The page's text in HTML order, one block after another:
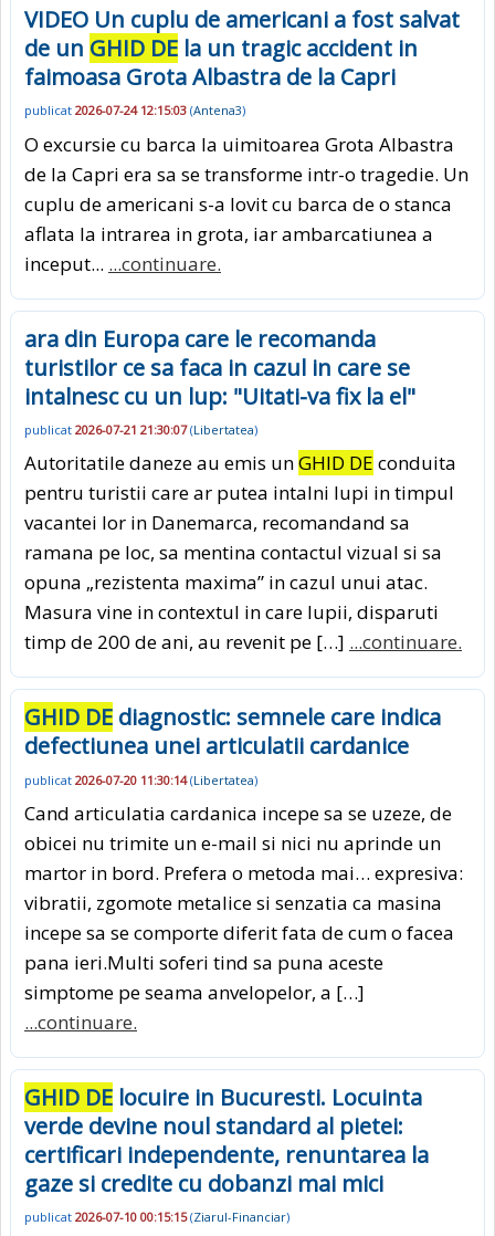
VIDEO Un cuplu de americani a fost salvat
de un GHID DE la un tragic accident in
faimoasa Grota Albastra de la Capri
publicat 2026-07-24 12:15:03 (Antena3)
O excursie cu barca la uimitoarea Grota Albastra
de la Capri era sa se transforme intr-o tragedie. Un
cuplu de americani s-a lovit cu barca de o stanca
aflata la intrarea in grota, iar ambarcatiunea a
inceput... ...continuare.
ara din Europa care le recomanda
turistilor ce sa faca in cazul in care se
intalnesc cu un lup: "Uitati-va fix la el"
publicat 2026-07-21 21:30:07(Libertatea)
Autoritatile daneze au emis unGHID DE conduita
pentru turistii care ar putea intalni lupi in timpul
vacantei lor in Danemarca, recomandand sa
ramana pe loc, sa mentina contactul vizual si sa
opuna „rezistenta maxima” in cazul unui atac.
Masura vine in contextul in care lupii, disparuti
timp de 200 de ani, au revenit pe […] ...continuare.
GHID DE diagnostic: semnele care indica
defectiunea unei articulatii cardanice
publicat 2026-07-20 11:30:14(Libertatea)
Cand articulatia cardanica incepe sa se uzeze, de
obicei nu trimite un e-mail si nici nu aprinde un
martor in bord. Prefera o metoda mai… expresiva:
vibratii, zgomote metalice si senzatia ca masina
incepe sa se comporte diferit fata de cum o facea
pana ieri.Multi soferi tind sa puna aceste
simptome pe seama anvelopelor, a […]
...continuare.
GHID DE locuire in Bucuresti. Locuinta
verde devine noul standard al pietei:
certificari independente, renuntarea la
gaze si credite cu dobanzi mai mici
publicat 2026-07-10 00:15:15(Ziarul-Financiar)